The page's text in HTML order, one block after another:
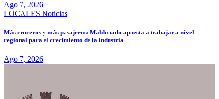
Ago 7, 2026
LOCALES Noticias
Más cruceros y más pasajeros: Maldonado apuesta a trabajar a nivel
regional para el crecimiento de la industria
Ago 7, 2026